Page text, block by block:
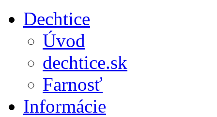
Dechtice
Úvod
dechtice.sk
Farnosť
Informácie